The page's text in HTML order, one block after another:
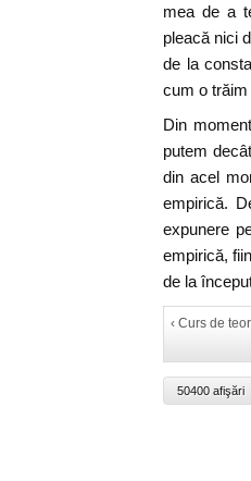
mea de a
pleacă nici
de la
cum o trăim
Din
putem
din acel
empirică.
expunere
empirică,
de la
‹ Curs de
50400 afişări